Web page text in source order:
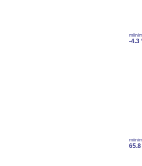
-4.3
65.8